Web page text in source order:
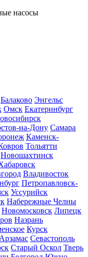
насосы
Балаково Энгельс
Омск Екатеринбург
на-Дону Самара
Каменск-
Тольятти
Новошахтинск
Владивосток
Петропавловск-
Уссурийск
Набережные Челны
Новомосковск Липецк
Назрань
Курск
Арзамас Севастополь
Старый Оскол Тверь